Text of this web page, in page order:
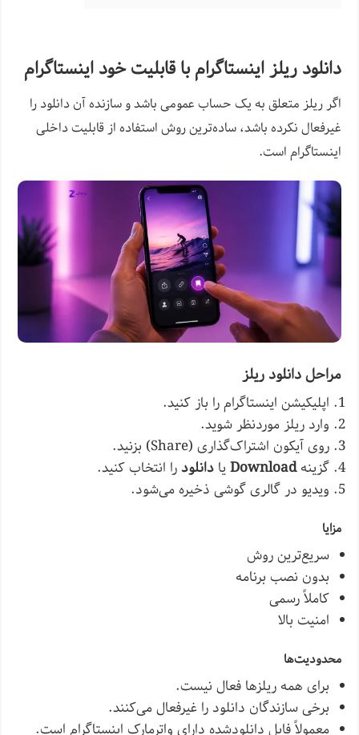
دانلود ریلز اینستاگرام با قابلیت خود اینستاگرام
اگر ریلز متعلق به یک حساب عمومی باشد و سازنده آن دانلود را
غیرفعال نکرده باشد، ساده‌ترین روش استفاده از قابلیت داخلی
اینستاگرام است.
مراحل دانلود ریلز
اپلیکیشن اینستاگرام را باز کنید.
وارد ریلز موردنظر شوید.
روی آیکون اشتراک‌گذاری (Share) بزنید.
گزینهDownloadیادانلودرا انتخاب کنید.
ویدیو در گالری گوشی ذخیره می‌شود.
مزایا
سریع‌ترین روش
بدون نصب برنامه
کاملاً رسمی
امنیت بالا
محدودیت‌ها
برای همه ریلزها فعال نیست.
برخی سازندگان دانلود را غیرفعال می‌کنند.
معمولاً فایل دانلودشده دارای واترمارک اینستاگرام است.